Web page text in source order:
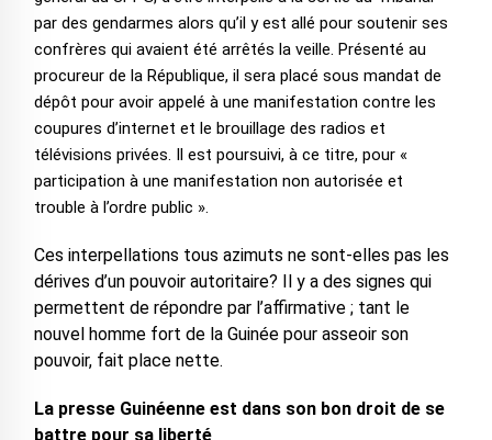
par des gendarmes alors qu’il y est allé pour soutenir ses
confrères qui avaient été arrêtés la veille. Présenté au
procureur de la République, il sera placé sous mandat de
dépôt pour avoir appelé à une manifestation contre les
coupures d’internet et le brouillage des radios et
télévisions privées. Il est poursuivi, à ce titre, pour «
participation à une manifestation non autorisée et
trouble à l’ordre public ».
Ces interpellations tous azimuts ne sont-elles pas les
dérives d’un pouvoir autoritaire? Il y a des signes qui
permettent de répondre par l’affirmative ; tant le
nouvel homme fort de la Guinée pour asseoir son
pouvoir, fait place nette.
La presse Guinéenne est dans son bon droit de se
battre pour sa liberté